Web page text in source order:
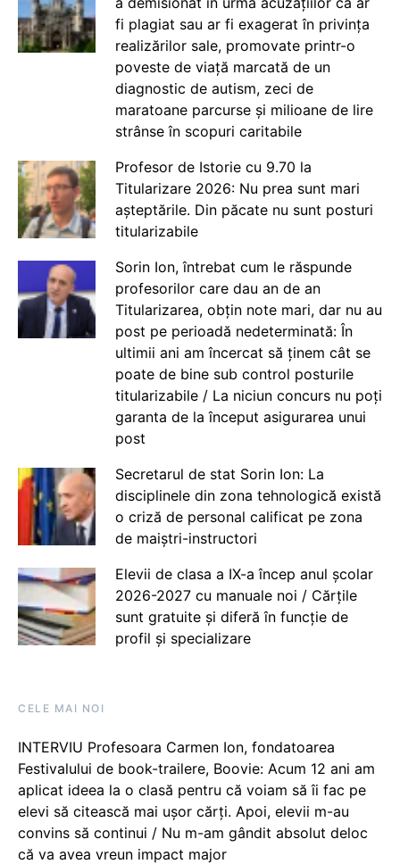
fi plagiat sau ar fi exagerat în privința
realizărilor sale, promovate printr-o
poveste de viață marcată de un
diagnostic de autism, zeci de
maratoane parcurse și milioane de lire
strânse în scopuri caritabile
Profesor de Istorie cu 9.70 la
Titularizare 2026: Nu prea sunt mari
așteptările. Din păcate nu sunt posturi
titularizabile
Sorin Ion, întrebat cum le răspunde
profesorilor care dau an de an
Titularizarea, obțin note mari, dar nu au
post pe perioadă nedeterminată: În
ultimii ani am încercat să ținem cât se
poate de bine sub control posturile
titularizabile / La niciun concurs nu poți
garanta de la început asigurarea unui
post
Secretarul de stat Sorin Ion: La
disciplinele din zona tehnologică există
o criză de personal calificat pe zona
de maiștri-instructori
Elevii de clasa a IX-a încep anul școlar
2026-2027 cu manuale noi / Cărțile
sunt gratuite și diferă în funcție de
profil și specializare
CELE MAI NOI
INTERVIU Profesoara Carmen Ion, fondatoarea
Festivalului de book-trailere, Boovie: Acum 12 ani am
aplicat ideea la o clasă pentru că voiam să îi fac pe
elevi să citească mai ușor cărți. Apoi, elevii m-au
convins să continui / Nu m-am gândit absolut deloc
că va avea vreun impact major